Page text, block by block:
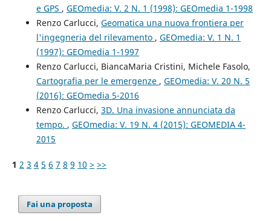
e GPS , GEOmedia: V. 2 N. 1 (1998): GEOmedia 1-1998
Renzo Carlucci, Geomatica una nuova frontiera per
l'ingegneria del rilevamento , GEOmedia: V. 1 N. 1
(1997): GEOmedia 1-1997
Renzo Carlucci, BiancaMaria Cristini, Michele Fasolo,
Cartografia per le emergenze , GEOmedia: V. 20 N. 5
(2016): GEOmedia 5-2016
Renzo Carlucci, 3D. Una invasione annunciata da
tempo. , GEOmedia: V. 19 N. 4 (2015): GEOMEDIA 4-
2015
1 2 3 4 5 6 7 8 9 10 > >>
Fai una proposta